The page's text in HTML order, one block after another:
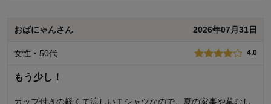
総合評価：きれいな色が気持ちを明るくしてくれます。うちの
品質
4.0
おばにゃんさん 2026年07月31日
女性・50代 4.0
もう少し！
カップ付きの軽くて涼しいＴシャツなので、夏の家事や草むし